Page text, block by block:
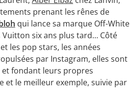
prenant les rênes de
qui lance sa marque Off-White
six ans plus tard… Côté
les pop stars, les années
par Instagram, elles sont
fondant leurs propres
et le meilleur exemple, suivie par